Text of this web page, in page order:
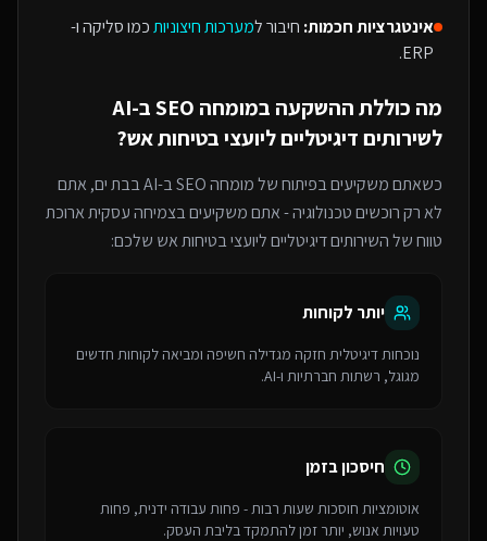
אינטגרציות חכמות: חיבור למערכות חיצוניותכמו סליקה ו-
ERP.
מה כוללת ההשקעה במומחה SEO ב-AI
לשירותים דיגיטליים ליועצי בטיחות אש?
כשאתם משקיעים בפיתוח שלמומחה SEO ב-AI בבת ים, אתם
לא רק רוכשים טכנולוגיה - אתם משקיעים בצמיחה עסקית ארוכת
טווח של השירותים דיגיטליים ליועצי בטיחות אש שלכם:
יותר לקוחות
נוכחות דיגיטלית חזקה מגדילה חשיפה ומביאה לקוחות חדשים
מגוגל, רשתות חברתיות ו-AI.
חיסכון בזמן
אוטומציות חוסכות שעות רבות - פחות עבודה ידנית, פחות
טעויות אנוש, יותר זמן להתמקד בליבת העסק.